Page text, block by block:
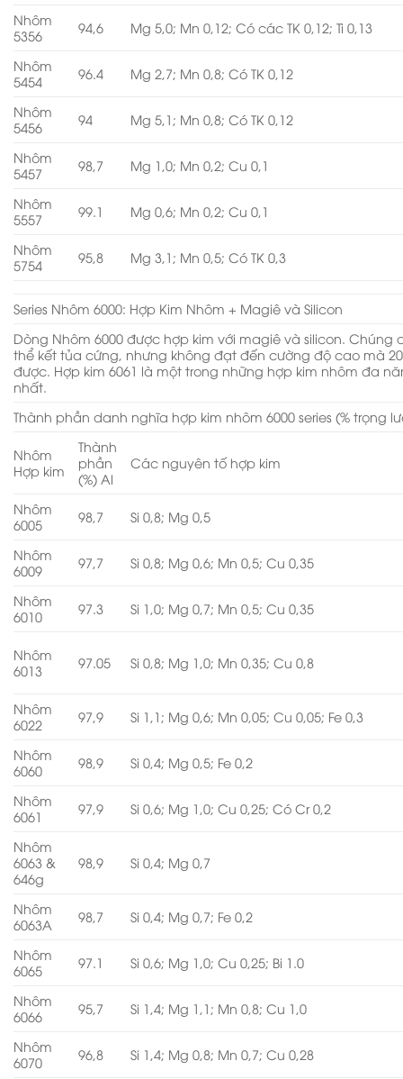
Nhôm
5356
94,6 Mg 5,0; Mn 0,12; Có các TK 0,12; Ti 0,13
Nhôm
5454
96.4 Mg 2,7; Mn 0,8; Có TK 0,12
Nhôm
5456
94 Mg 5,1; Mn 0,8; Có TK 0,12
Nhôm
5457
98,7 Mg 1,0; Mn 0,2; Cu 0,1
Nhôm
5557
99.1 Mg 0,6; Mn 0,2; Cu 0,1
Nhôm
5754
95,8 Mg 3,1; Mn 0,5; Có TK 0,3
Series Nhôm 6000: Hợp Kim Nhôm + Magiê và Silicon
Dòng Nhôm 6000 được hợp kim với magiê và silicon.
thể kết tủa cứng, nhưng không đạt đến cường độ cao mà
được. Hợp kim 6061 là một trong những hợp kim nhôm đa
nhất.
Thành phần danh nghĩa hợp kim nhôm 6000 series (% trọng
Nhôm
Hợp kim
Thành
phần
(%) Al
Các nguyên tố hợp kim
Nhôm
6005
98,7 Si 0,8; Mg 0,5
Nhôm
6009
97,7 Si 0,8; Mg 0,6; Mn 0,5; Cu 0,35
Nhôm
6010
97.3 Si 1,0; Mg 0,7; Mn 0,5; Cu 0,35
Nhôm
6013
97.05 Si 0,8; Mg 1,0; Mn 0,35; Cu 0,8
Nhôm
6022
97,9 Si 1,1; Mg 0,6; Mn 0,05; Cu 0,05; Fe 0,3
Nhôm
6060
98,9 Si 0,4; Mg 0,5; Fe 0,2
Nhôm
6061
97,9 Si 0,6; Mg 1,0; Cu 0,25; Có Cr 0,2
Nhôm
6063 &
646g
98,9 Si 0,4; Mg 0,7
Nhôm
6063A
98,7 Si 0,4; Mg 0,7; Fe 0,2
Nhôm
6065
97.1 Si 0,6; Mg 1,0; Cu 0,25; Bi 1.0
Nhôm
6066
95,7 Si 1,4; Mg 1,1; Mn 0,8; Cu 1,0
Nhôm
6070
96,8 Si 1,4; Mg 0,8; Mn 0,7; Cu 0,28